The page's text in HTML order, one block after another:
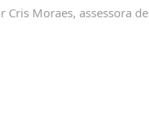
Moraes, assessora de